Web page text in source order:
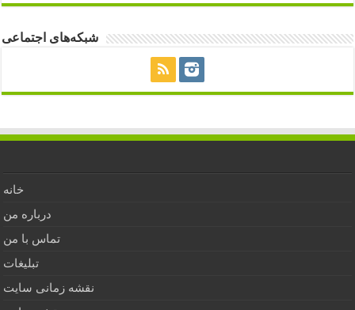
شبکه‌های اجتماعی
خانه
درباره من
تماس با من
تبلیغات
نقشه زمانی سایت